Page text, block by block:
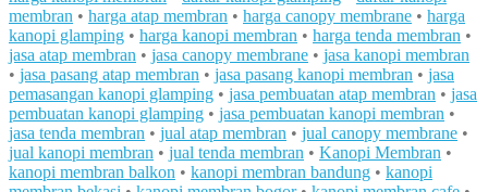
membran • harga atap membran • harga canopy membrane • harga
kanopi glamping • harga kanopi membran • harga tenda membran •
jasa atap membran • jasa canopy membrane • jasa kanopi membran
• jasa pasang atap membran • jasa pasang kanopi membran • jasa
pemasangan kanopi glamping • jasa pembuatan atap membran • jasa
pembuatan kanopi glamping • jasa pembuatan kanopi membran •
jasa tenda membran • jual atap membran • jual canopy membrane •
jual kanopi membran • jual tenda membran • Kanopi Membran •
kanopi membran balkon • kanopi membran bandung • kanopi